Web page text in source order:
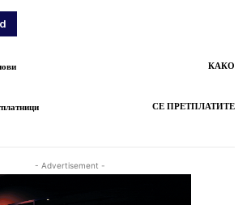
КАКО
СЕ ПРЕТПЛАТИТЕ
- Advertisement -